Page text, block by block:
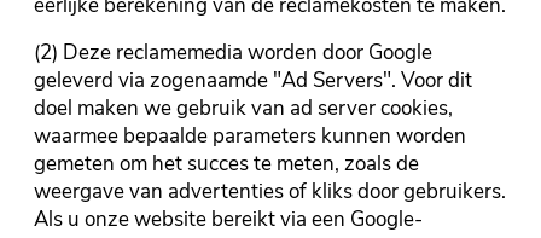
(2) Deze reclamemedia worden door Google
geleverd via zogenaamde "Ad Servers". Voor dit
doel maken we gebruik van ad server cookies,
waarmee bepaalde parameters kunnen worden
gemeten om het succes te meten, zoals de
weergave van advertenties of kliks door gebruikers.
Als u onze website bereikt via een Google-